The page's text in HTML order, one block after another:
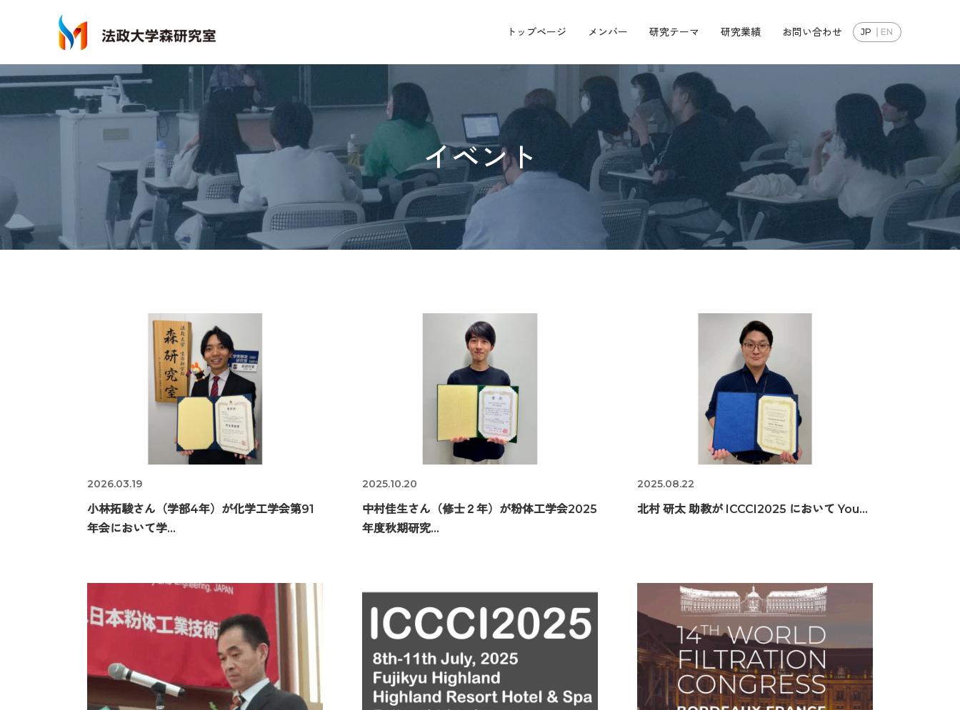
トップページ メンバー 研究テーマ 研究業績 お問い合わせ JP EN
イベント
2026.03.19
小林拓駿さん（学部4年）が化学工学会第91
年会において学...
2025.10.20
中村佳生さん（修士２年）が粉体工学会2025
年度秋期研究...
2025.08.22
北村 研太 助教が ICCCI2025 において You...